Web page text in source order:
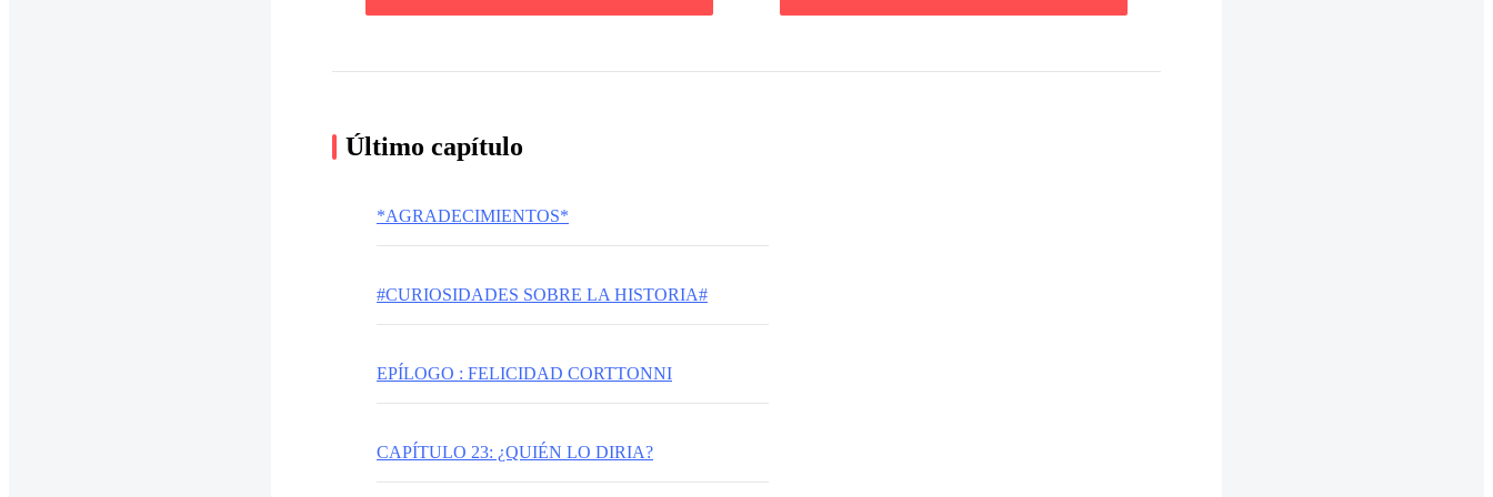
Último capítulo
*AGRADECIMIENTOS*
#CURIOSIDADES SOBRE LA HISTORIA#
EPÍLOGO : FELICIDAD CORTTONNI
CAPÍTULO 23: ¿QUIÉN LO DIRIA?